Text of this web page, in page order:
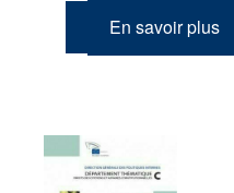
En savoir plus